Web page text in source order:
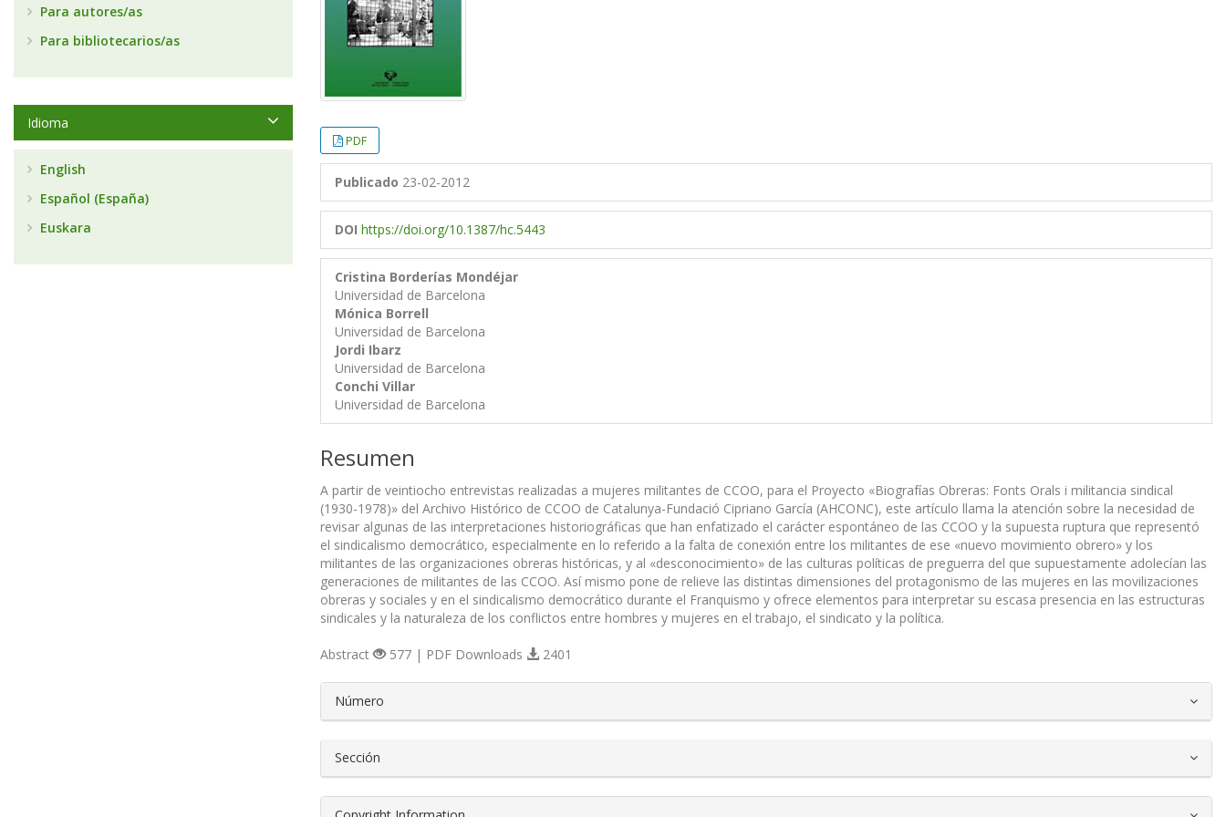
PDF
Publicado 23-02-2012
DOI https://doi.org/10.1387/hc.5443
Cristina Borderías Mondéjar
Universidad de Barcelona
Mónica Borrell
Universidad de Barcelona
Jordi Ibarz
Universidad de Barcelona
Conchi Villar
Universidad de Barcelona
Resumen
A partir de veintiocho entrevistas realizadas a mujeres militantes de CCOO, para el Proyecto «Biografías Obreras: Fonts Orals i militancia sindical
(1930-1978)» del Archivo Histórico de CCOO de Catalunya-Fundació Cipriano García (AHCONC), este artículo llama la atención sobre la necesidad de
revisar algunas de las interpretaciones historiográficas que han enfatizado el carácter espontáneo de las CCOO y la supuesta ruptura que representó
el sindicalismo democrático, especialmente en lo referido a la falta de conexión entre los militantes de ese «nuevo movimiento obrero» y los
militantes de las organizaciones obreras históricas, y al «desconocimiento» de las culturas políticas de preguerra del que supuestamente adolecían las
generaciones de militantes de las CCOO. Así mismo pone de relieve las distintas dimensiones del protagonismo de las mujeres en las movilizaciones
obreras y sociales y en el sindicalismo democrático durante el Franquismo y ofrece elementos para interpretar su escasa presencia en las estructuras
sindicales y la naturaleza de los conflictos entre hombres y mujeres en el trabajo, el sindicato y la política.
Abstract 577 | PDF Downloads 2401
##plugins.themes.bootstrap3.article.details##
Número
Sección
Para autores/as
Para bibliotecarios/as
Idioma
English
Español (España)
Euskara